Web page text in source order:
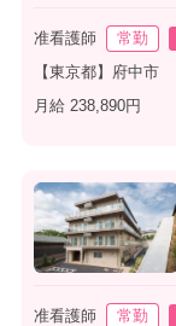
准看護師 常勤
【東京都】府中市
月給 238,890円
准看護師 常勤